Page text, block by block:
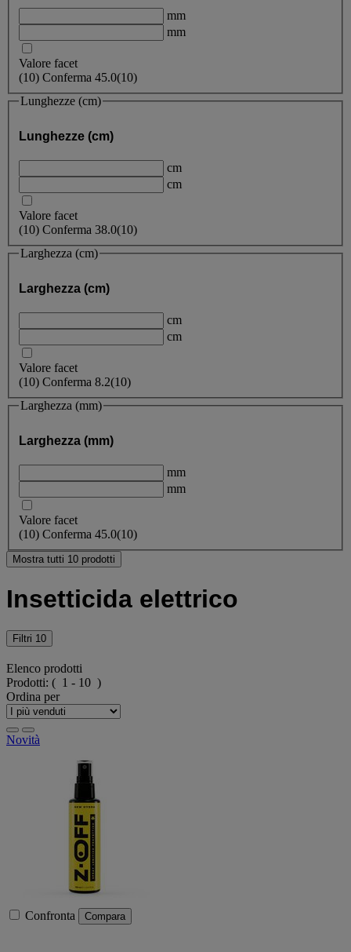
mm
mm
Valore facet
(10) Conferma 45.0(10)
Lunghezze (cm)
Lunghezze (cm)
cm
cm
Valore facet
(10) Conferma 38.0(10)
Larghezza (cm)
Larghezza (cm)
cm
cm
Valore facet
(10) Conferma 8.2(10)
Larghezza (mm)
Larghezza (mm)
mm
mm
Valore facet
(10) Conferma 45.0(10)
Mostra tutti 10 prodotti
Insetticida elettrico
Filtri 10
Elenco prodotti
Prodotti: ( 1 - 10 )
Ordina per
Novità
Confronta Compara